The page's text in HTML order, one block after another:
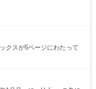
クスが5ページにわたって